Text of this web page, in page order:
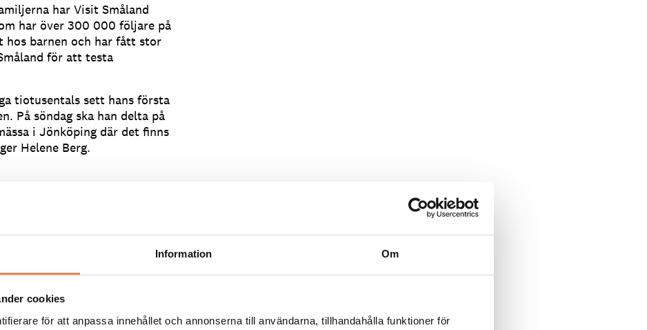
Information Om
cookies
för att anpassa innehållet och annonserna till användarna, tillhandahålla funktioner för
har Visit Småland
har över 300 000 följare på
hos barnen och har fått stor
för att testa
tiotusentals sett hans första
På söndag ska han delta på
i Jönköping där det finns
Helene Berg.
för hur många som ska
ser snarare kampanjen som
månader. Vi har satt
besökare under